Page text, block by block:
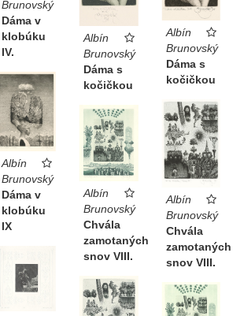
Brunovský
Dáma v
klobúku
IV.
Albín
Brunovský
Dáma s
kočičkou
Albín
Brunovský
Dáma s
kočičkou
Albín
Brunovský
Dáma v
klobúku
IX
Albín
Brunovský
Chvála
zamotaných
snov VIII.
Albín
Brunovský
Chvála
zamotaných
snov VIII.